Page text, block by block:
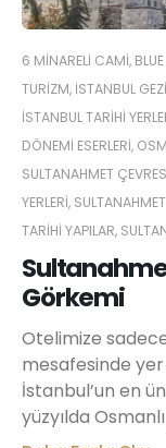
Görkemi
6 MINARELI CAMI,
TURIZM, İSTANBUL
İSTANBUL TARIHI
DÖNEMI ESERLERI,
SULTANAHMET
YERLERI,
TARIHI YAPILAR,
Otelimize
mesafesinde
İstanbul’un en
yüzyılda